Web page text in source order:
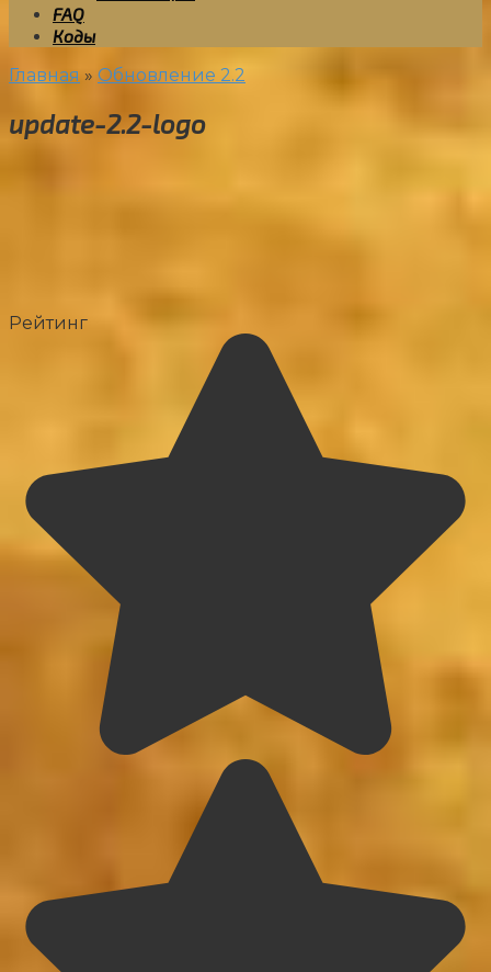
FAQ
Коды
Главная » Обновление 2.2
update-2.2-logo
Рейтинг